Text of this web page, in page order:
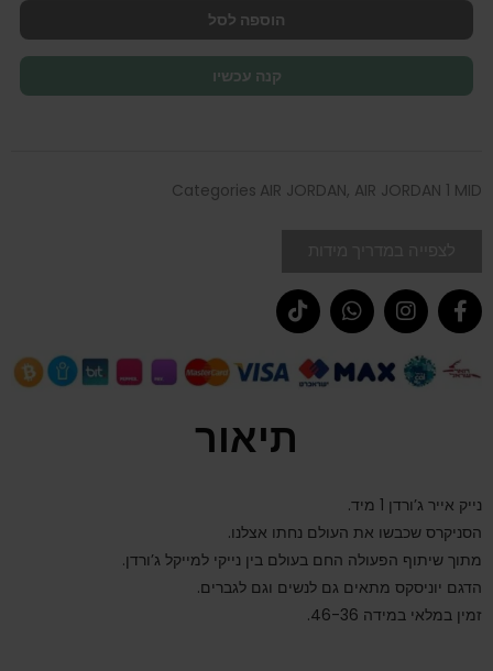
הוספה לסל
קנה עכשיו
Categories AIR JORDAN, AIR JORDAN 1 MID
תיאור
נייק אייר ג’ורדן 1 מיד.
הסניקרס שכבשו את העולם נחתו אצלנו.
מתוך שיתוף הפעולה החם בעולם בין נייקי למייקל ג’ורדן.
הדגם יוניסקס מתאים גם לנשים וגם לגברים.
זמין במלאי במידה 46-36.